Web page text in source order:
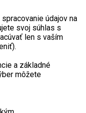
údajov na
svoj súhlas s
len s vaším
a základné
môžete